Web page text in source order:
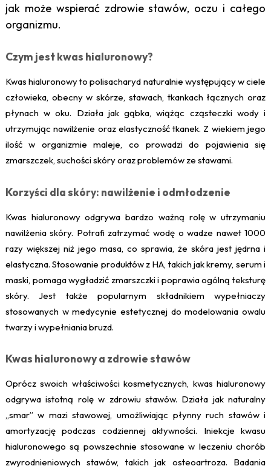
jak może wspierać zdrowie stawów, oczu i całego
organizmu.
Czym jest kwas hialuronowy?
Kwas hialuronowy to polisacharyd naturalnie występujący w ciele
człowieka, obecny w skórze, stawach, tkankach łącznych oraz
płynach w oku. Działa jak gąbka, wiążąc cząsteczki wody i
utrzymując nawilżenie oraz elastyczność tkanek. Z wiekiem jego
ilość w organizmie maleje, co prowadzi do pojawienia się
zmarszczek, suchości skóry oraz problemów ze stawami.
Korzyści dla skóry: nawilżenie i odmłodzenie
Kwas hialuronowy odgrywa bardzo ważną rolę w utrzymaniu
nawilżenia skóry. Potrafi zatrzymać wodę o wadze nawet 1000
razy większej niż jego masa, co sprawia, że skóra jest jędrna i
elastyczna. Stosowanie produktów z HA, takich jak kremy, serum i
maski, pomaga wygładzić zmarszczki i poprawia ogólną teksturę
skóry. Jest także popularnym składnikiem wypełniaczy
stosowanych w medycynie estetycznej do modelowania owalu
twarzy i wypełniania bruzd.
Kwas hialuronowy a zdrowie stawów
Oprócz swoich właściwości kosmetycznych, kwas hialuronowy
odgrywa istotną rolę w zdrowiu stawów. Działa jak naturalny
„smar” w mazi stawowej, umożliwiając płynny ruch stawów i
amortyzację podczas codziennej aktywności. Iniekcje kwasu
hialuronowego są powszechnie stosowane w leczeniu chorób
zwyrodnieniowych stawów, takich jak osteoartroza. Badania